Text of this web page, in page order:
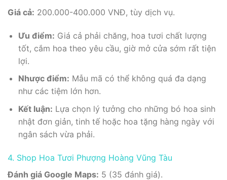
Giá cả: 200.000-400.000 VNĐ, tùy dịch vụ.
Ưu điểm: Giá cả phải chăng, hoa tươi chất lượng
tốt, cắm hoa theo yêu cầu, giờ mở cửa sớm rất tiện
lợi.
Nhược điểm: Mẫu mã có thể không quá đa dạng
như các tiệm lớn hơn.
Kết luận: Lựa chọn lý tưởng cho những bó hoa sinh
nhật đơn giản, tinh tế hoặc hoa tặng hàng ngày với
ngân sách vừa phải.
4. Shop Hoa Tươi Phượng Hoàng Vũng Tàu
Đánh giá Google Maps: 5 (35 đánh giá).